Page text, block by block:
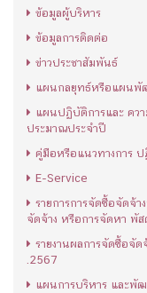
ข้อมูลผู้บริหาร
ข้อมูลการติดต่อ
ข่าวประชาสัมพันธ์
แผนกลยุทธ์หรือแผนพั
แผนปฏิบัติการและ ควา
ประมาณประจำปี
คู่มือหรือแนวทางการ ป
E-Service
รายการการจัดซื้อจัดจ้
จัดจ้าง หรือการจัดหา พั
รายงานผลการจัดซื้อจั
.2567
แผนการบริหาร และพั